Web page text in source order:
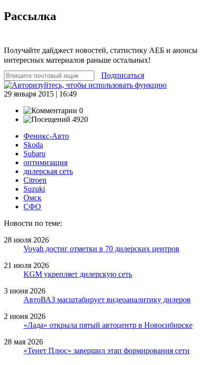
Рассылка
Получайте дайджест новостей, статистику АЕБ и анонсы
интересных материалов раньше остальных!
Подписаться
29 января 2015 | 16:49
0
4920
Феникс-Авто
Skoda
Subaru
оптимизация
дилерская сеть
Citroen
Suzuki
Омск
СФО
Новости по теме:
28 июля 2026
Voyah достиг отметки в 70 дилерских центров
21 июля 2026
KGM укрепляет дилерскую сеть
3 июня 2026
АвтоВАЗ масштабирует видеоаналитику дилеров
2 июня 2026
«Лада» открыла пятый автоцентр в Новосибирске
28 мая 2026
«Тенет Плюс» завершил этап формирования сети